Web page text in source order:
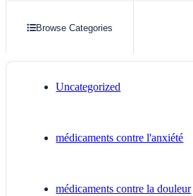
Browse Categories
Uncategorized
médicaments contre l'anxiété
médicaments contre la douleur